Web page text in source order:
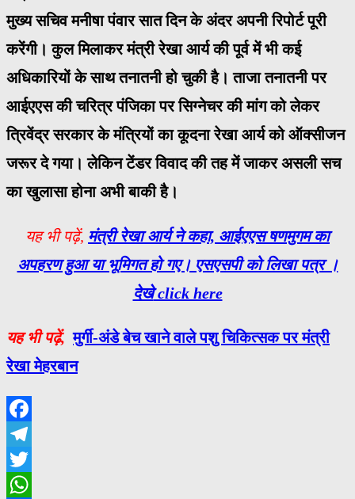
मुख्य सचिव मनीषा पंवार सात दिन के अंदर अपनी रिपोर्ट पूरी
करेंगी। कुल मिलाकर मंत्री रेखा आर्य की पूर्व में भी कई
अधिकारियों के साथ तनातनी हो चुकी है। ताजा तनातनी पर
आईएएस की चरित्र पंजिका पर सिग्नेचर की मांग को लेकर
त्रिवेंद्र सरकार के मंत्रियों का कूदना रेखा आर्य को ऑक्सीजन
जरूर दे गया। लेकिन टेंडर विवाद की तह में जाकर असली सच
का खुलासा होना अभी बाकी है।
यह भी पढ़ें, मंत्री रेखा आर्य ने कहा, आईएएस षणमुगम का
अपहरण हुआ या भूमिगत हो गए। एसएसपी को लिखा पत्र ।
देखेclick here
यह भी पढ़ें,मुर्गी-अंडे बेच खाने वाले पशु चिकित्सक पर मंत्री
रेखा मेहरबान
Facebook
Telegram
Twitter